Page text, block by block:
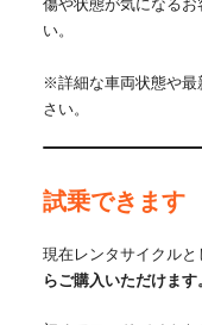
傷や状態が気になる
い。
※詳細な車両状態や最
さい。
試乗できます
現在レンタサイクルと
らご購入いただけます